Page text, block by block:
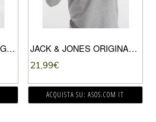
JACK & JONES INTELLIGENCE – GIACCA DI JEANS NERA CON PILE BORG-NERO JACK & JONES ORIGINALS – FELPA MIX & MATCH CON CAPPUCCIO E LOGO-GRIGIO
21,99€
ACQUISTA SU: ASOS.COM IT